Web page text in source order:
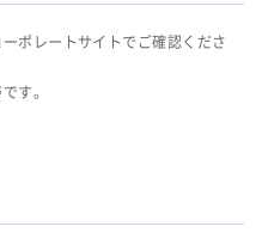
ポレートサイトでご確認くださ
す。